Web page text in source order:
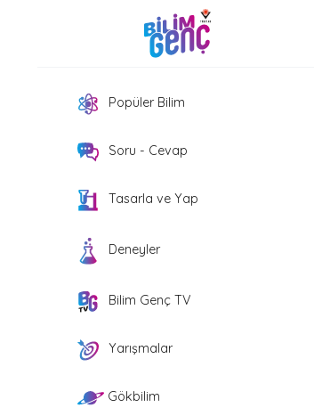
Popüler Bilim
Soru - Cevap
Tasarla ve Yap
Deneyler
Bilim Genç TV
Yarışmalar
Gökbilim